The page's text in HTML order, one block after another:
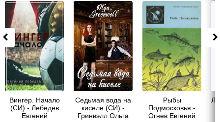
Вингер. Начало
(СИ) - Лебедев
Евгений
Седьмая вода на
киселе (СИ) -
Гринвэлл Ольга
Рыбы
Подмосковья -
Огнев Евгений